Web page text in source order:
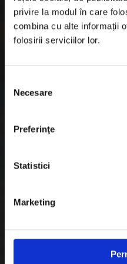
privire la modul în care
combina cu alte informații
folosirii serviciilor lor.
consimțământului
Necesare
Preferinţe
Statistici
Marketing
Informatii Livrare
Garantie si Retur
Politica de Cookies
Plata in Rate
Link-uri